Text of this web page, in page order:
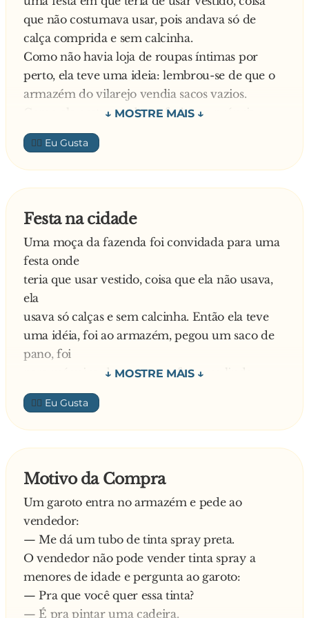
— Está aqui, são 20 reais.
Entã, o carioca, curioso, pegou um bocado do
pó, experimentou uma pitada, pediu uma
colher encheu e mandou ver, tentando
descobrir o que era aquilo...
— Isso aqui e bosssssssstaaaaaaaa!
O mineiro então riu e disse:
— Não, isso é o PÓ DELA...
que não costumava usar, pois andava só de
calça comprida e sem calcinha.
Como não havia loja de roupas íntimas por
perto, ela teve uma ideia: lembrou-se de que o
armazém do vilarejo vendia sacos vazios.
Como ela costurava bem, faria sua própria
calcinha!
Rosinha foi até lá, comprou um saco de pano,
correu para a máquina de costura e
confeccionou uma linda calcinha.
colocou o vestido e pegou um ônibus.
Como estava acostumada a usar calças
compridas sentou-se num dos bancos como
costumava, à vontade, de pernas bem abertas.
Em sua frente estava um caipira que não tirava
os olhos de cima da moça. Passado algum
tempo, Rosinha, irritada, perguntou ao sujeito:
— Qué que foi, seu caipira, nunca viu uma
O matuto toma fôlego e responde:
— Óia moça, vê carcinha eu já vi, mas escrito
"ração pra p**..." é a primeira veiz.
👍🏼
Festa na cidade
Uma moça da fazenda foi convidada para uma
festa onde
teria que usar vestido, coisa que ela não usava,
ela
usava só calças e sem calcinha. Então ela teve
uma idéia, foi ao armazém, pegou um saco de
pano, foi
para máquina de costurar e fez uma linda
calcinha.
Vestiu a calcinha, colocou o vestido e pegou um
ônibus para ir a festa. Como estava acostumada
com
abertas. Em
sua frente estava um caipira que não tirava os
olhos.
Passado duas horas a menina se irritou e
perguntou:
- Que foi caipira, nunca viu uma calcinha ?
👍🏼
Motivo da Compra
Um garoto entra no armazém e pede ao
vendedor:
— Me dá um tubo de tinta spray preta.
O vendedor não pode vender tinta spray a
menores de idade e pergunta ao garoto:
— Pra que você quer essa tinta?
— É pra pintar uma cadeira.